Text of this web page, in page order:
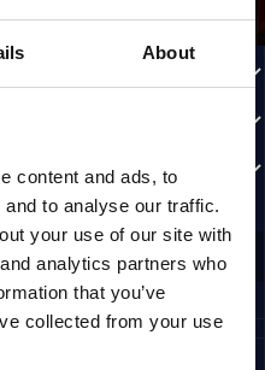
About
content and ads, to
to analyse our traffic.
your use of our site with
analytics partners who
that you’ve
collected from your use
a novinkách?
ZAREGISTROVAŤ SA
že ste sa oboznámili so
PRÁVA VYHRADENÉ.